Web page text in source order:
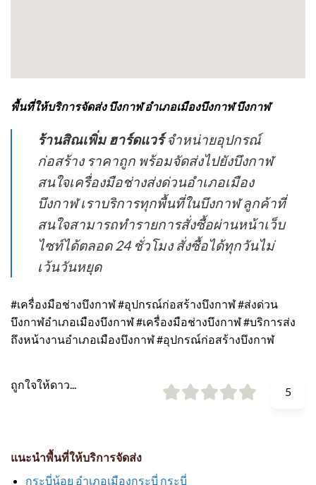
พื้นที่ให้บริการจัดส่ง บึงกาฬ อำเภอเมืองบึงกาฬ บึงกาฬ
ร้านสิณเพิ่ม ฮาร์ดแวร์จำหน่ายอุปกรณ์
ก่อสร้าง ราคาถูก พร้อมจัดส่งไปยังบึงกาฬ
สนใจเครื่องมือช่างส่งด่วนอำเภอเมือง
บึงกาฬ เราบริการทุกพื้นที่ในบึงกาฬ ลูกค้าที่
สนใจสามารถทำรายการสั่งซื้อผ่านหน้าเว็บ
ไซท์ได้ตลอด 24 ชั่วโมง สั่งซื้อได้ทุกวันไม่
เว้นวันหยุด
#เครื่องมือช่างบึงกาฬ #อุปกรณ์ก่อสร้างบึงกาฬ #ส่งด่วน
บึงกาฬอำเภอเมืองบึงกาฬ #เครื่องมือช่างบึงกาฬ #บริการส่ง
ถึงหน้างานอำเภอเมืองบึงกาฬ #อุปกรณ์ก่อสร้างบึงกาฬ
ถูกใจให้ดาว...
5
แนะนำพื้นที่ให้บริการจัดส่ง
กระบี่น้อย อำเภอเมืองกระบี่ กระบี่